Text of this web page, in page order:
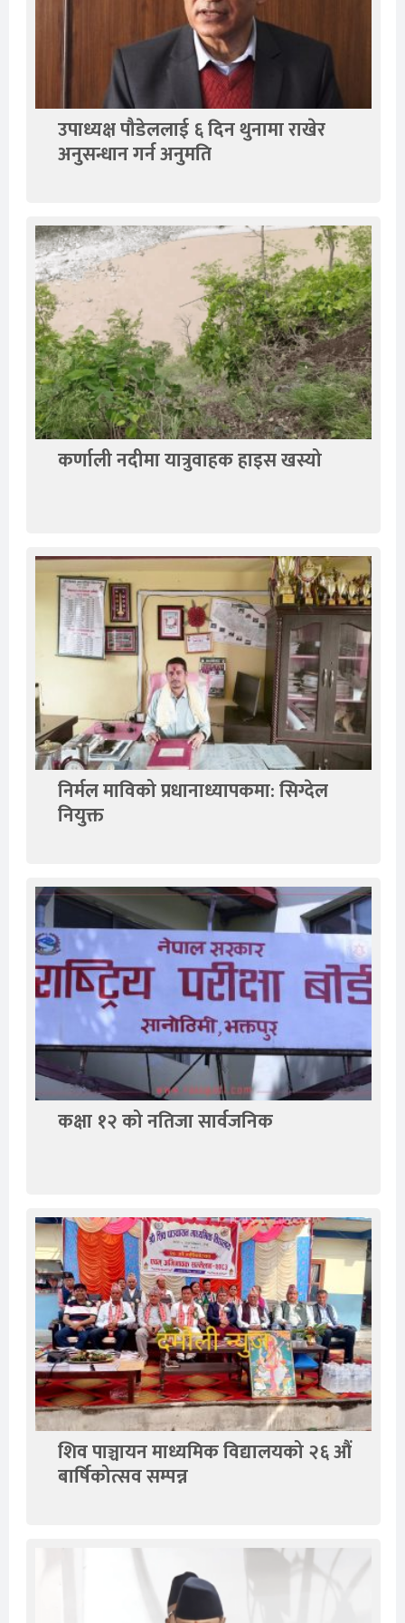
उपाध्यक्ष पौडेललाई ६ दिन थुनामा राखेर
अनुसन्धान गर्न अनुमति
कर्णाली नदीमा यात्रुवाहक हाइस खस्यो
निर्मल माविको प्रधानाध्यापकमा: सिग्देल
नियुक्त
कक्षा १२ को नतिजा सार्वजनिक
शिव पाञ्चायन माध्यमिक विद्यालयको २६ औं
बार्षिकोत्सव सम्पन्न